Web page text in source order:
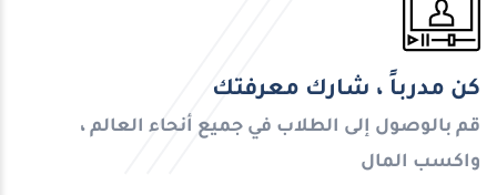
كن مدرباً ، شارك معرفتك
قم بالوصول إلى الطلاب في جميع أنحاء العالم ،
واكسب المال